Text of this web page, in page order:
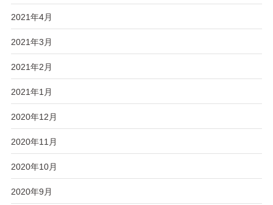
2021年4月
2021年3月
2021年2月
2021年1月
2020年12月
2020年11月
2020年10月
2020年9月